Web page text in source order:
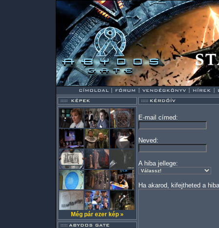
Még pár ezer kép »
E-mail címed:
Neved:
A hiba jellege:
Ha akarod, kifejtheted a